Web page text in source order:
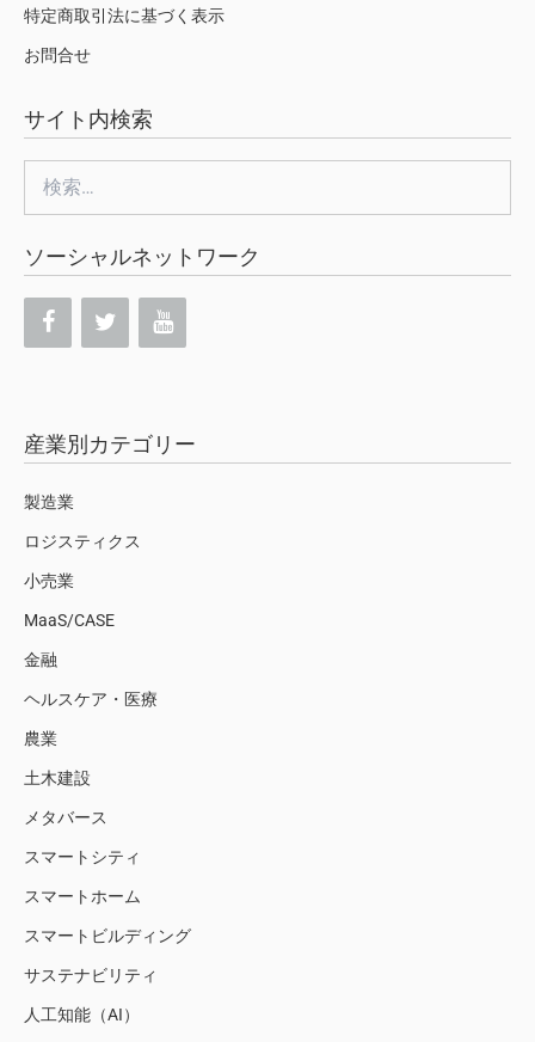
特定商取引法に基づく表示
お問合せ
サイト内検索
ソーシャルネットワーク
産業別カテゴリー
製造業
ロジスティクス
小売業
MaaS/CASE
金融
ヘルスケア・医療
農業
土木建設
メタバース
スマートシティ
スマートホーム
スマートビルディング
サステナビリティ
人工知能（AI）